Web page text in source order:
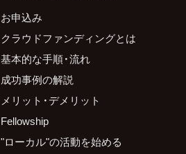
お申込み
クラウドファンディングとは
基本的な手順・流れ
成功事例の解説
メリット・デメリット
Fellowship
"ローカル"の活動を始める